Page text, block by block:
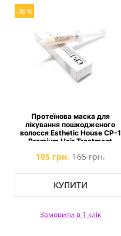
-36 %
Протеїнова маска для
лікування пошкодженого
волосся Esthetic House CP-1
Premium Hair Treatment
105 грн. 165 грн.
КУПИТИ
Замовити в 1 клік